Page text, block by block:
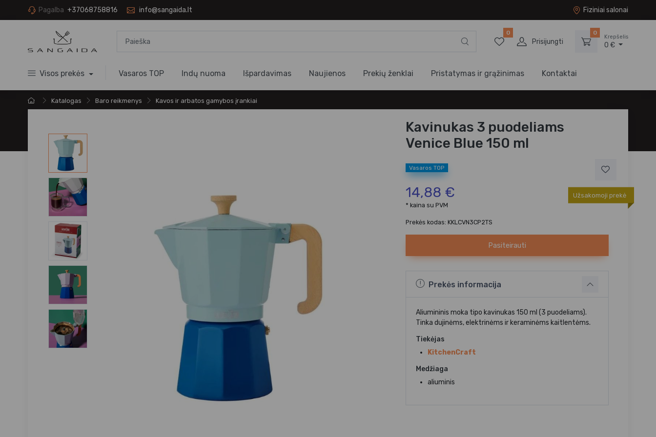
Pagalba +37068758816 info@sangaida.lt Fiziniai salonai
0
Prisijungti
0
Krepšelis
0 €
Visos prekės Vasaros TOP Indų nuoma Išpardavimas Naujienos Prekių ženklai Pristatymas ir grąžinimas Kontaktai
Katalogas Baro reikmenys Kavos ir arbatos gamybos įrankiai
Kavinukas 3 puodeliams
Venice Blue 150 ml
Vasaros TOP
14,88 €
Užsakomoji prekė
* kaina su PVM
Prekės kodas: KKLCVN3CP2TS
Pasiteirauti
Prekės informacija
Aliumininis moka tipo kavinukas 150 ml (3 puodeliams).
Tinka dujinėms, elektrinėms ir keraminėms kaitlentėms.
Tiekėjas
KitchenCraft
Medžiaga
aliuminis